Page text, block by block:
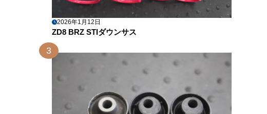
2026年1月12日
ZD8 BRZ STIダウンサス
3